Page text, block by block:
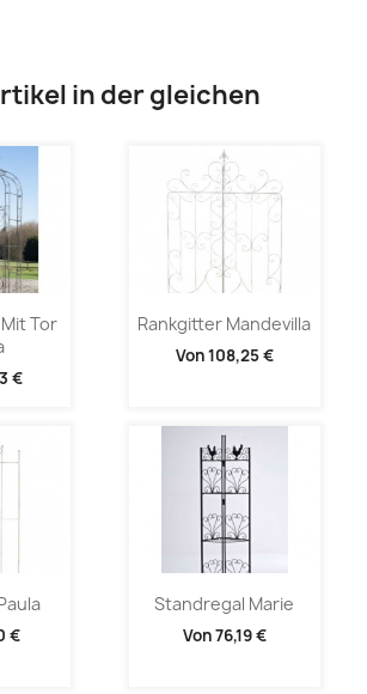
in der gleichen
Tor
€
Rankgitter Mandevilla
Von108,25 €
€
Standregal Marie
Von76,19 €